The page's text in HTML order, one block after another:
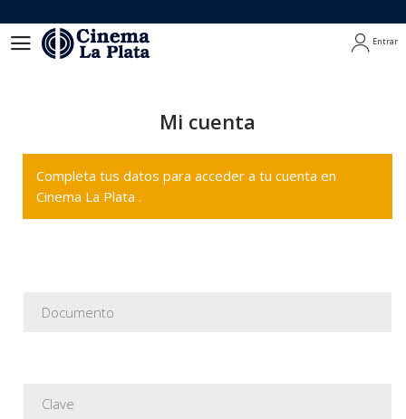
Entrar
Mi cuenta
Completa tus datos para acceder a tu cuenta en
Cinema La Plata .